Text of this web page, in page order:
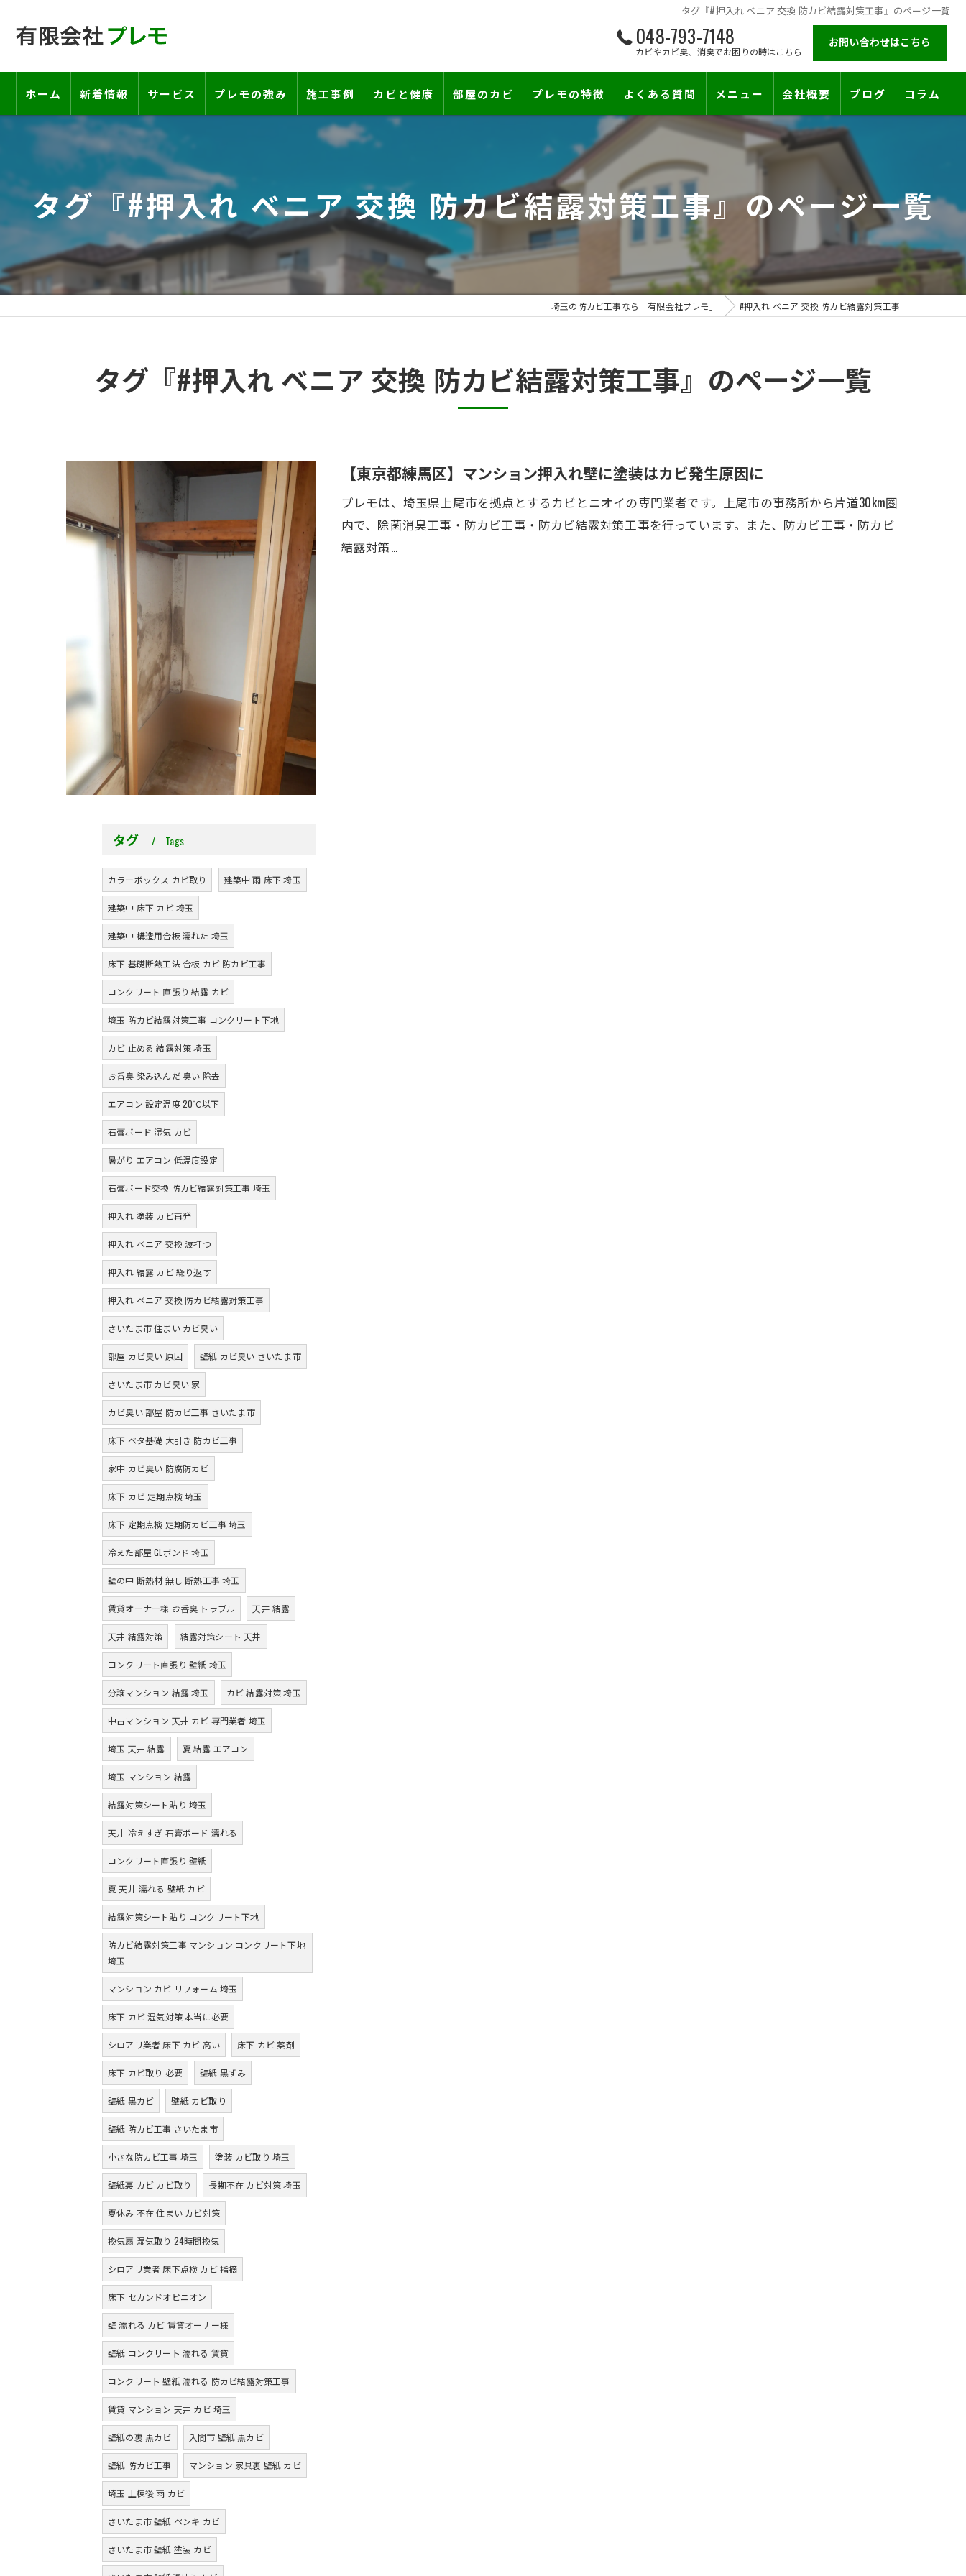
タグ『#押入れ ベニア 交換 防カビ結露対策工事』のページ一覧
048-793-7148
カビやカビ臭、消臭でお困りの時はこちら
お問い合わせはこちら
ホーム 新着情報 サービス
工事の流れ―契約書・保証書について―
お客様の声
プレモの強み 施工事例 カビと健康 部屋のカビ
壁紙下地防カビ工事
壁紙カビ・壁紙下地のカビ
カビと結露対策
カビ臭い部屋
砂壁・珪藻土のカビ
プレモの特徴
床下のカビ
建築中のカビ
漏水事故のカビ
雨漏りによるカビ
コンクリートのカビ
部屋の除菌消臭
よくある質問 メニュー 会社概要
施工対応エリア
ブログ コラム
タグ『#押入れ ベニア 交換 防カビ結露対策工事』のページ一覧
埼玉の防カビ工事なら「有限会社プレモ」 #押入れ ベニア 交換 防カビ結露対策工事
タグ『#押入れ ベニア 交換 防カビ結露対策工事』のページ一覧
【東京都練馬区】マンション押入れ壁に塗装はカビ発生原因に
プレモは、埼玉県上尾市を拠点とするカビとニオイの専門業者です。上尾市の事務所から片道30km圏
内で、除菌消臭工事・防カビ工事・防カビ結露対策工事を行っています。また、防カビ工事・防カビ
結露対策…
タグ Tags
カラーボックス カビ取り 建築中 雨 床下 埼玉
建築中 床下 カビ 埼玉
建築中 構造用合板 濡れた 埼玉
床下 基礎断熱工法 合板 カビ 防カビ工事
コンクリート 直張り 結露 カビ
埼玉 防カビ結露対策工事 コンクリート下地
カビ 止める 結露対策 埼玉
お香臭 染み込んだ 臭い 除去
エアコン 設定温度 20℃以下
石膏ボード 湿気 カビ
暑がり エアコン 低温度設定
石膏ボード交換 防カビ結露対策工事 埼玉
押入れ 塗装 カビ再発
押入れ ベニア 交換 波打つ
押入れ 結露 カビ 繰り返す
押入れ ベニア 交換 防カビ結露対策工事
さいたま市 住まい カビ臭い
部屋 カビ臭い 原因 壁紙 カビ臭い さいたま市
さいたま市 カビ臭い 家
カビ臭い 部屋 防カビ工事 さいたま市
床下 ベタ基礎 大引き 防カビ工事
家中 カビ臭い 防腐防カビ
床下 カビ 定期点検 埼玉
床下 定期点検 定期防カビ工事 埼玉
冷えた部屋 GLボンド 埼玉
壁の中 断熱材 無し 断熱工事 埼玉
賃貸オーナー様 お香臭 トラブル 天井 結露
天井 結露対策 結露対策シート 天井
コンクリート直張り 壁紙 埼玉
分譲マンション 結露 埼玉 カビ 結露対策 埼玉
中古マンション 天井 カビ 専門業者 埼玉
埼玉 天井 結露 夏 結露 エアコン
埼玉 マンション 結露
結露対策シート貼り 埼玉
天井 冷えすぎ 石膏ボード 濡れる
コンクリート直張り 壁紙
夏 天井 濡れる 壁紙 カビ
結露対策シート貼り コンクリート下地
防カビ結露対策工事 マンション コンクリート下地
埼玉
マンション カビ リフォーム 埼玉
床下 カビ 湿気対策 本当に必要
シロアリ業者 床下 カビ 高い 床下 カビ 薬剤
床下 カビ取り 必要 壁紙 黒ずみ
壁紙 黒カビ 壁紙 カビ取り
壁紙 防カビ工事 さいたま市
小さな防カビ工事 埼玉 塗装 カビ取り 埼玉
壁紙裏 カビ カビ取り 長期不在 カビ対策 埼玉
夏休み 不在 住まい カビ対策
換気扇 湿気取り 24時間換気
シロアリ業者 床下点検 カビ 指摘
床下 セカンドオピニオン
壁 濡れる カビ 賃貸オーナー様
壁紙 コンクリート 濡れる 賃貸
コンクリート 壁紙 濡れる 防カビ結露対策工事
賃貸 マンション 天井 カビ 埼玉
壁紙の裏 黒カビ 入間市 壁紙 黒カビ
壁紙 防カビ工事 マンション 家具裏 壁紙 カビ
埼玉 上棟後 雨 カビ
さいたま市 壁紙 ペンキ カビ
さいたま市 壁紙 塗装 カビ